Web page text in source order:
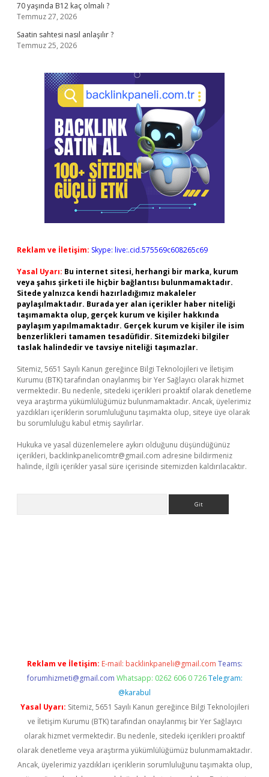
70 yaşında B12 kaç olmalı ?
Temmuz 27, 2026
Saatin sahtesi nasıl anlaşılır ?
Temmuz 25, 2026
Reklam ve İletişim: Skype: live:.cid.575569c608265c69
Yasal Uyarı: Bu internet sitesi, herhangi bir marka, kurum
veya şahıs şirketi ile hiçbir bağlantısı bulunmamaktadır.
Sitede yalnızca kendi hazırladığımız makaleler
paylaşılmaktadır. Burada yer alan içerikler haber niteliği
taşımamakta olup, gerçek kurum ve kişiler hakkında
paylaşım yapılmamaktadır. Gerçek kurum ve kişiler ile isim
benzerlikleri tamamen tesadüfidir. Sitemizdeki bilgiler
taslak halindedir ve tavsiye niteliği taşımazlar.
Sitemiz, 5651 Sayılı Kanun gereğince Bilgi Teknolojileri ve İletişim
Kurumu (BTK) tarafından onaylanmış bir Yer Sağlayıcı olarak hizmet
vermektedir. Bu nedenle, sitedeki içerikleri proaktif olarak denetleme
veya araştırma yükümlülüğümüz bulunmamaktadır. Ancak, üyelerimiz
yazdıkları içeriklerin sorumluluğunu taşımakta olup, siteye üye olarak
bu sorumluluğu kabul etmiş sayılırlar.
Hukuka ve yasal düzenlemelere aykırı olduğunu düşündüğünüz
içerikleri, backlinkpanelicomtr@gmail.com adresine bildirmeniz
halinde, ilgili içerikler yasal süre içerisinde sitemizden kaldırılacaktır.
Reklam ve İletişim: E-mail: backlinkpaneli@gmail.com Teams:
forumhizmeti@gmail.com Whatsapp: 0262 606 0 726 Telegram:
@karabul
Yasal Uyarı: Sitemiz, 5651 Sayılı Kanun gereğince Bilgi Teknolojileri
ve İletişim Kurumu (BTK) tarafından onaylanmış bir Yer Sağlayıcı
olarak hizmet vermektedir. Bu nedenle, sitedeki içerikleri proaktif
olarak denetleme veya araştırma yükümlülüğümüz bulunmamaktadır.
Ancak, üyelerimiz yazdıkları içeriklerin sorumluluğunu taşımakta olup,